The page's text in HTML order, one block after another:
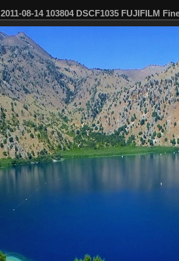
2011-08-14 103804 DSCF1035 FUJIFILM